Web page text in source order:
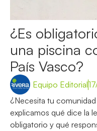
¿Es
una piscina
País Vasco?
Equipo Editorial
¿Necesita tu
explicamos qué dice la
obligatorio y qué